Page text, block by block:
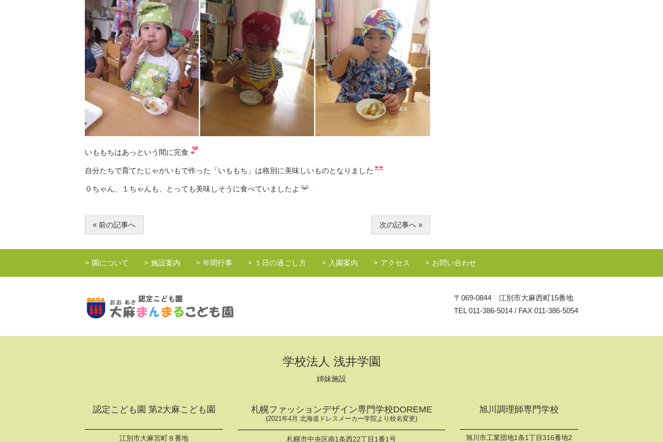
いももちはあっという間に完食
自分たちで育てたじゃがいもで作った「いももち」は格別に美味しいものとなりました
０ちゃん、１ちゃんも、とっても美味しそうに食べていましたよ
« 前の記事へ 次の記事へ »
園について 施設案内 年間行事 １日の過ごし方 入園案内 アクセス お問い合わせ
〒069-0844 江別市大麻西町15番地
TEL011-386-5014 / FAX 011-386-5054
学校法人 浅井学園
姉妹施設
認定こども園 第2大麻こども園
江別市大麻宮町８番地
札幌ファッションデザイン専門学校DOREME
(2021年4月 北海道ドレスメーカー学院より校名変更)
札幌市中央区南1条西22丁目1番1号
旭川調理師専門学校
旭川市工業団地1条1丁目316番地2